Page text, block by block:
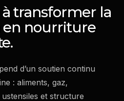
transformer la
en nourriture
d’un soutien continu
: aliments, gaz,
et structure